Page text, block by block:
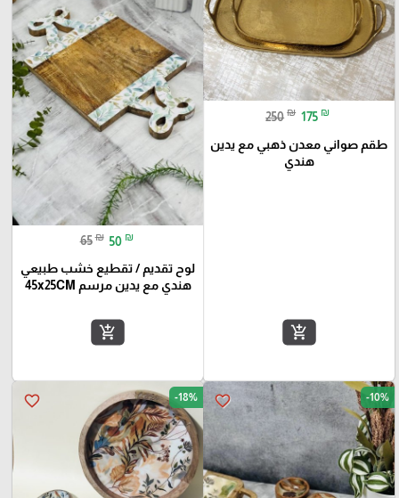
250 ₪ 175 ₪
طقم صواني معدن ذهبي مع يدين
هندي
add_shopping_cart
65 ₪ 50 ₪
لوح تقديم / تقطيع خشب طبيعي
هندي مع يدين مرسم 45x25CM
add_shopping_cart
favorite_border -10%
favorite_border -18%